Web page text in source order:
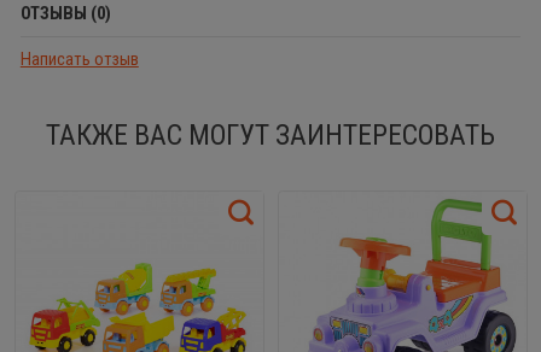
ОТЗЫВЫ (0)
Написать отзыв
ТАКЖЕ ВАС МОГУТ ЗАИНТЕРЕСОВАТЬ